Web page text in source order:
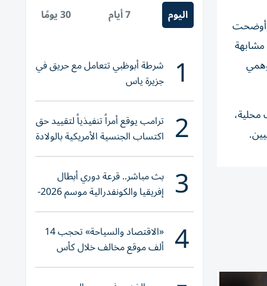
وأوضحت
اليوم 7 أيام 30 يومًا
1 شرطة أبوظبي تتعامل مع حريق في
جزيرة ياس
2 ترامب يوقع أمراً تنفيذياً لتقييد حق
اكتساب الجنسية الأمريكية بالولادة
3 بث مباشر.. قرعة دوري أبطال
إفريقيا والكونفدرالية موسم 2026-
2027
4 «الاقتصاد والسياحة» تحجب 14
ألف موقع مخالف خلال كأس
العالم 2026